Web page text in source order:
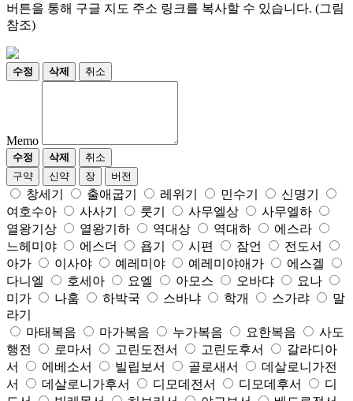
버튼을 통해 구글 지도 주소 링크를 복사할 수 있습니다. (그림
참조)
수정 삭제 취소
Memo
수정 삭제
취소
구약
신약 장 버전
창세기 출애굽기 레위기 민수기
신명기
여호수아
사사기 룻기 사무엘상
사무엘하
열왕기상
열왕기하 역대상 역대하
에스라
느헤미야
에스더 욥기 시편 잠언
전도서
아가
이사야 예레미야 예레미야애가
에스겔
다니엘
호세아 요엘 아모스 오바댜
요나
미가
나훔 하박국 스바냐 학개 스가랴
말
라기
마태복음
마가복음 누가복음 요한복음
사도
행전
로마서 고린도전서 고린도후서
갈라디아
서
에베소서 빌립보서 골로새서
데살로니가전
서
데살로니가후서 디모데전서 디모데후서
디